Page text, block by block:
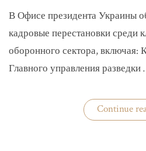
В Офисе президента Украины
кадровые перестановки среди
оборонного сектора, включая:
Главного управления разведки
Continue